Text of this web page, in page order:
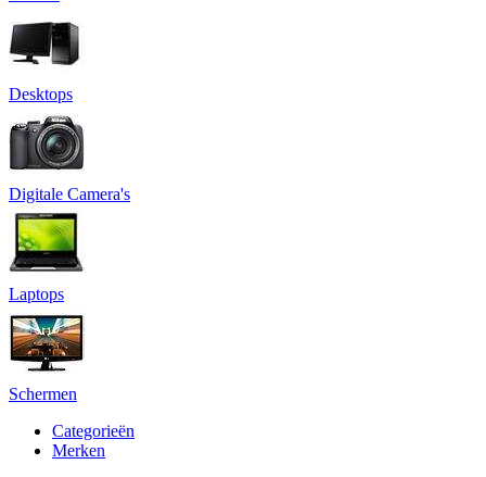
Desktops
Digitale Camera's
Laptops
Schermen
Categorieën
Merken